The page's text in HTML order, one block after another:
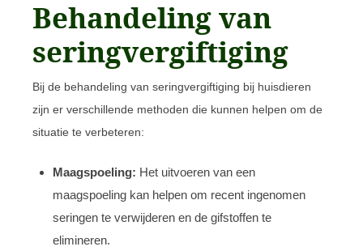
Behandeling van
seringvergiftiging
Bij de behandeling van seringvergiftiging bij huisdieren
zijn er verschillende methoden die kunnen helpen om de
situatie te verbeteren:
Maagspoeling: Het uitvoeren van een
maagspoeling kan helpen om recent ingenomen
seringen te verwijderen en de gifstoffen te
elimineren.